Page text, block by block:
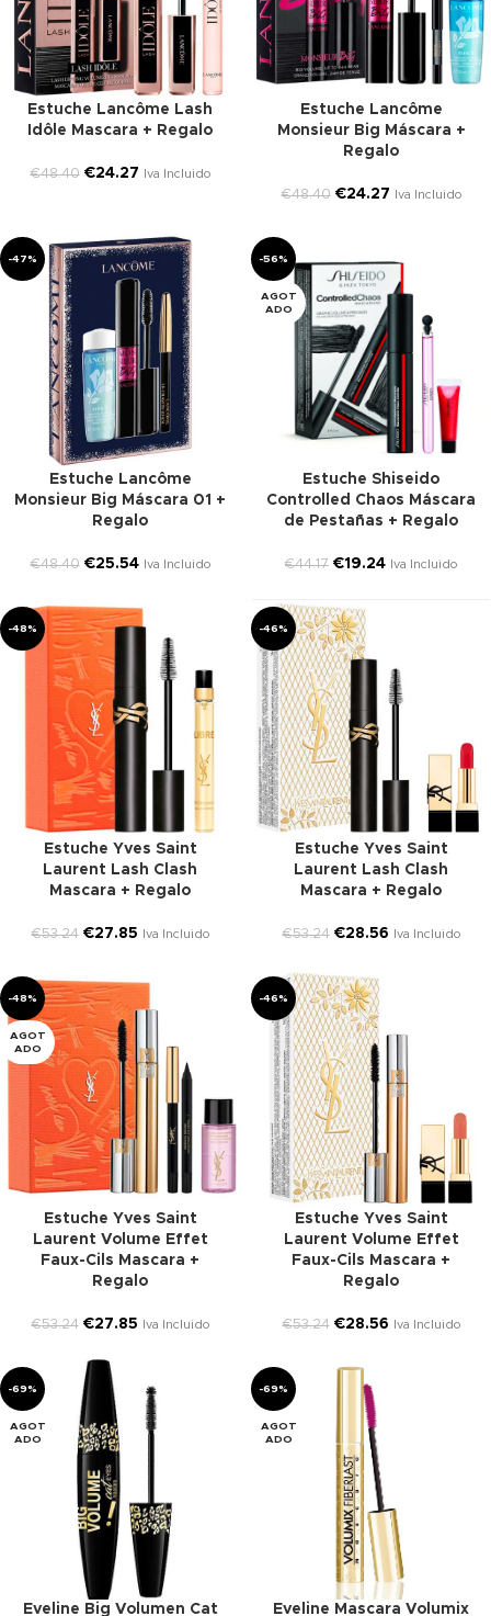
Estuche Lancôme Lash
Idôle Mascara + Regalo
€48.40 €24.27 Iva Incluido
Estuche Lancôme
Monsieur Big Máscara +
Regalo
€48.40 €24.27 Iva Incluido
-47%
Estuche Lancôme
Monsieur Big Máscara 01 +
Regalo
€48.40 €25.54 Iva Incluido
-56%
AGOT
ADO
Estuche Shiseido
Controlled Chaos Máscara
de Pestañas + Regalo
€44.17 €19.24 Iva Incluido
-48%
Estuche Yves Saint
Laurent Lash Clash
Mascara + Regalo
€53.24 €27.85 Iva Incluido
-46%
Estuche Yves Saint
Laurent Lash Clash
Mascara + Regalo
€53.24 €28.56 Iva Incluido
-48%
AGOT
ADO
Estuche Yves Saint
Laurent Volume Effet
Faux-Cils Mascara +
Regalo
€53.24 €27.85 Iva Incluido
-46%
Estuche Yves Saint
Laurent Volume Effet
Faux-Cils Mascara +
Regalo
€53.24 €28.56 Iva Incluido
-69%
AGOT
ADO
Eveline Big Volumen Cat
-69%
AGOT
ADO
Eveline Mascara Volumix